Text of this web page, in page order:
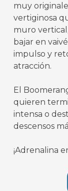
muy
vertiginosa
muro
bajar en
impulso y
atracción.
El
quieren
intensa o
descensos
¡Adrenalina